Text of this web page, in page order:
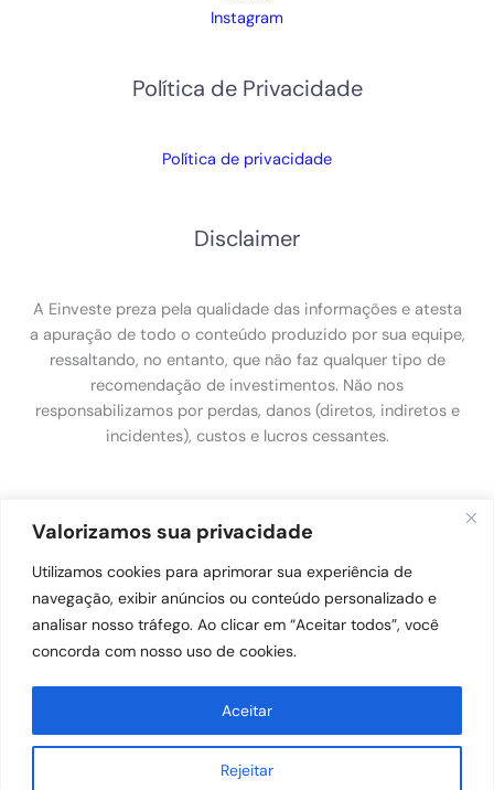
Valorizamos sua privacidade
Utilizamos cookies para aprimorar sua experiência de
navegação, exibir anúncios ou conteúdo personalizado e
analisar nosso tráfego. Ao clicar em “Aceitar todos”, você
concorda com nosso uso de cookies.
Rejeitar
Aceitar
Instagram
Política de Privacidade
Política de privacidade
Disclaimer
A Einveste preza pela qualidade das informações e atesta
a apuração de todo o conteúdo produzido por sua equipe,
ressaltando, no entanto, que não faz qualquer tipo de
recomendação de investimentos. Não nos
responsabilizamos por perdas, danos (diretos, indiretos e
incidentes), custos e lucros cessantes.
Política de Privacidade
Copyright © 2026 Einveste. Todos os direitos reservados.